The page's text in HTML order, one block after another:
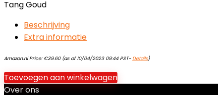
Tang Goud
Beschrijving
Extra informatie
Amazon.nl Price: €39.60(as of 10/04/2023 09:44 PST-Details)
Toevoegen aan winkelwagen
Over ons